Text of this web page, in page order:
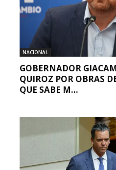
NACIONAL
GOBERNADOR
QUIROZ POR OBRAS
QUE SABE M...